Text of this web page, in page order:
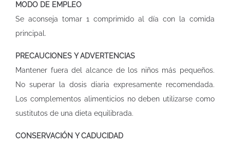
MODO DE EMPLEO
Se aconseja tomar 1 comprimido al día con la comida
principal.
PRECAUCIONES Y ADVERTENCIAS
Mantener fuera del alcance de los niños más pequeños.
No superar la dosis diaria expresamente recomendada.
Los complementos alimenticios no deben utilizarse como
sustitutos de una dieta equilibrada.
CONSERVACIÓN Y CADUCIDAD